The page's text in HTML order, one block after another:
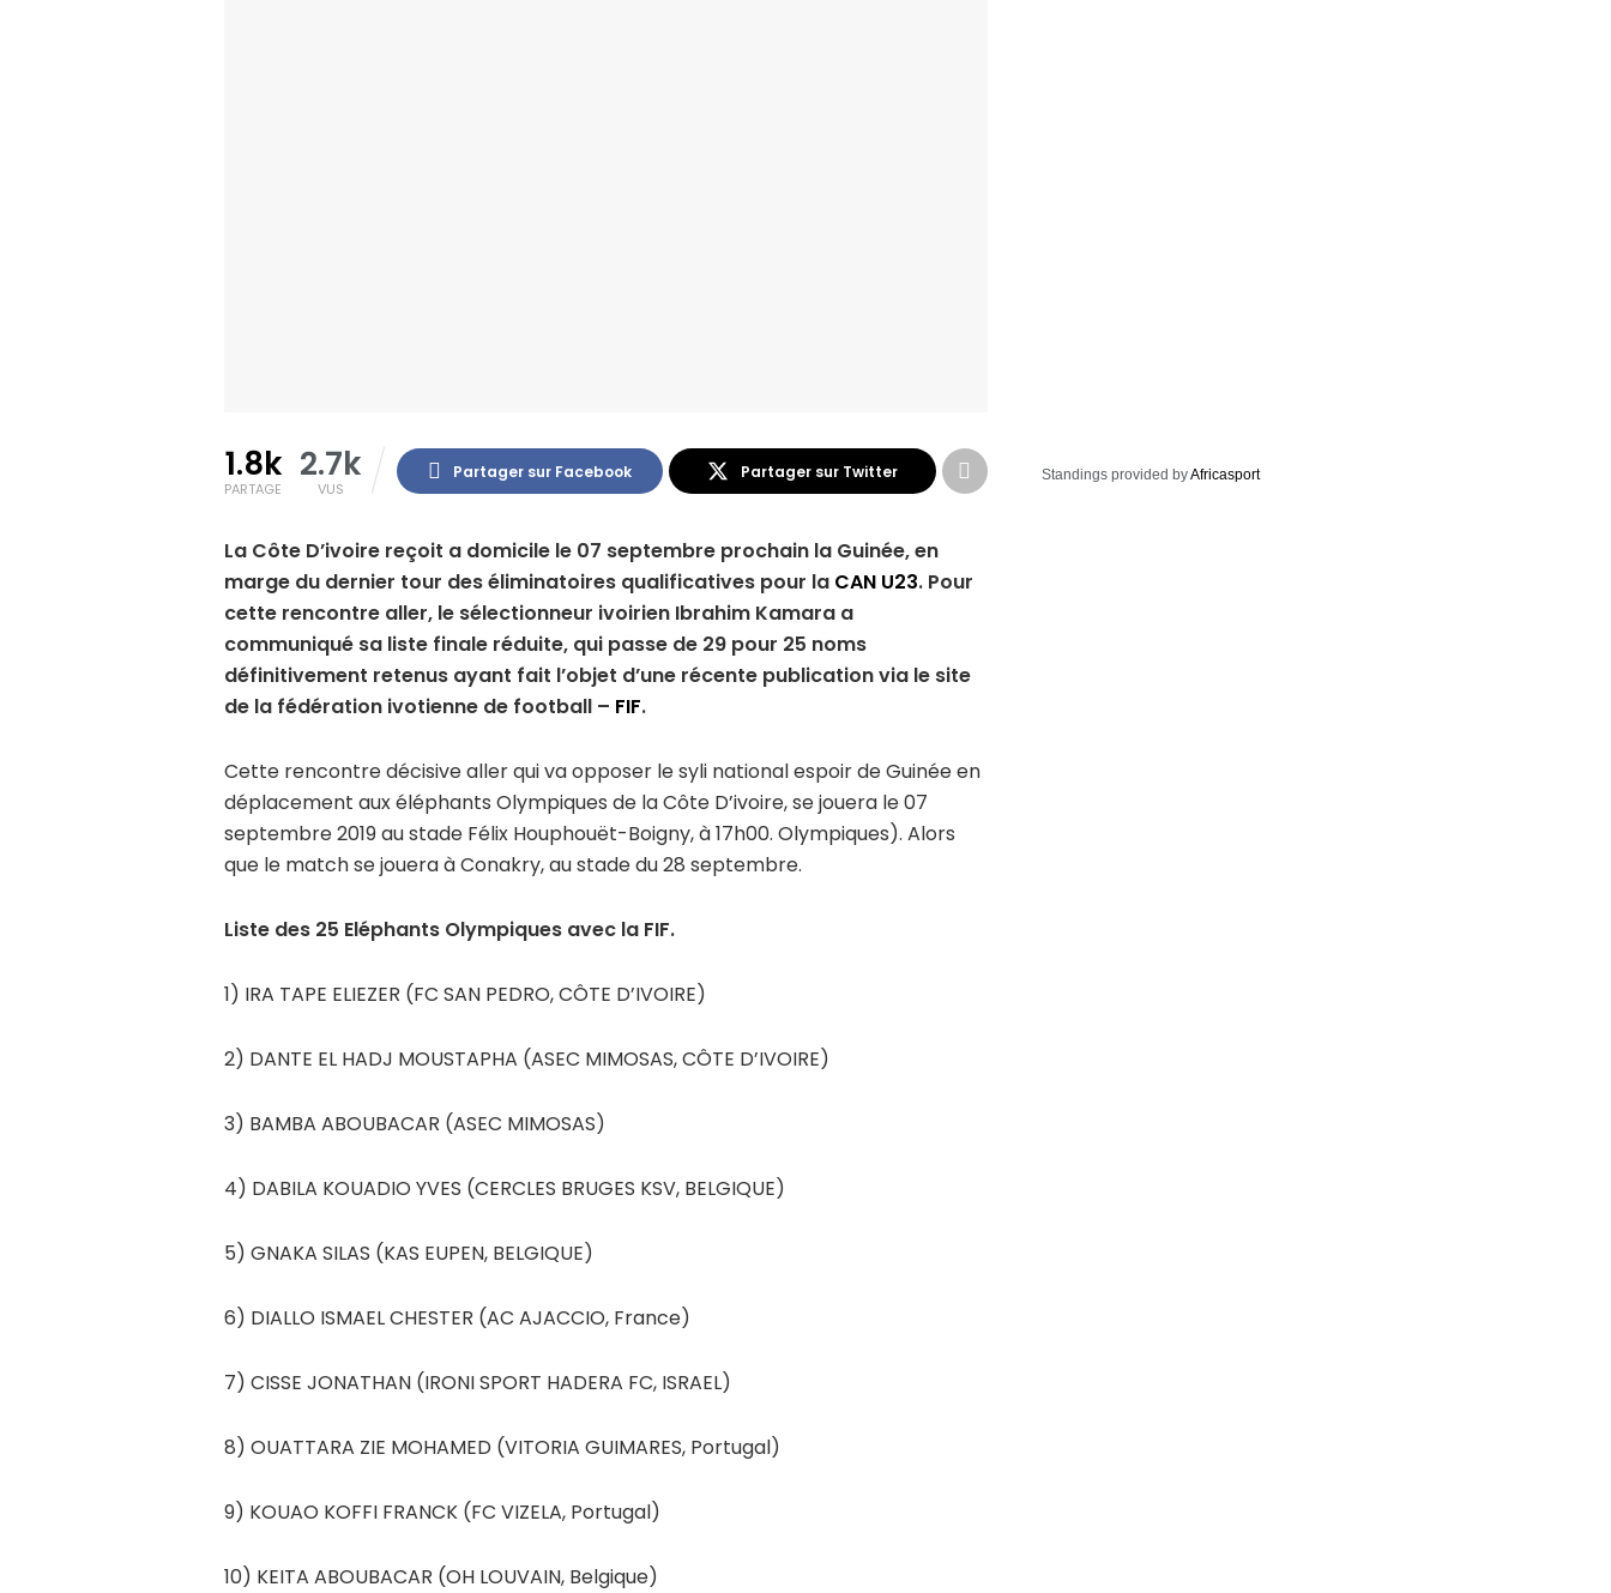
1.8k
PARTAGE
2.7k
VUS
Partager sur Facebook Partager sur Twitter
La Côte D’ivoire reçoit a domicile le 07 septembre prochain la Guinée, en
marge du dernier tour des éliminatoires qualificatives pour la CAN U23. Pour
cette rencontre aller, le sélectionneur ivoirien Ibrahim Kamara a
communiqué sa liste finale réduite, qui passe de 29 pour 25 noms
définitivement retenus ayant fait l’objet d’une récente publication via le site
de la fédération ivotienne de football – FIF.
Cette rencontre décisive aller qui va opposer le syli national espoir de Guinée en
déplacement aux éléphants Olympiques de la Côte D’ivoire, se jouera le 07
septembre 2019 au stade Félix Houphouët-Boigny, à 17h00. Olympiques). Alors
que le match se jouera à Conakry, au stade du 28 septembre.
Liste des 25 Eléphants Olympiques avec la FIF.
1) IRA TAPE ELIEZER (FC SAN PEDRO, CÔTE D’IVOIRE)
2) DANTE EL HADJ MOUSTAPHA (ASEC MIMOSAS, CÔTE D’IVOIRE)
3) BAMBA ABOUBACAR (ASEC MIMOSAS)
4) DABILA KOUADIO YVES (CERCLES BRUGES KSV, BELGIQUE)
5) GNAKA SILAS (KAS EUPEN, BELGIQUE)
6) DIALLO ISMAEL CHESTER (AC AJACCIO, France)
7) CISSE JONATHAN (IRONI SPORT HADERA FC, ISRAEL)
8) OUATTARA ZIE MOHAMED (VITORIA GUIMARES, Portugal)
9) KOUAO KOFFI FRANCK (FC VIZELA, Portugal)
10) KEITA ABOUBACAR (OH LOUVAIN, Belgique)
Standings provided byAfricasport